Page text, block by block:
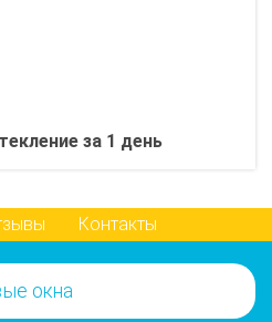
за 1 день
Контакты
окна